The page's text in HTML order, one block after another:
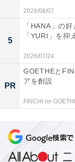
岸部ならではの
府）といった声
※回答者からのコ
この記事の筆者：
All About ニュー
SNSトレンドに
ングの経験を経
ンバーに参入。
を中心に企画編
2026/08/07
5
「HANA」の
「YURI」を抑
2026/07/24
PR
GOETHEと
アを創設
FINCHI on